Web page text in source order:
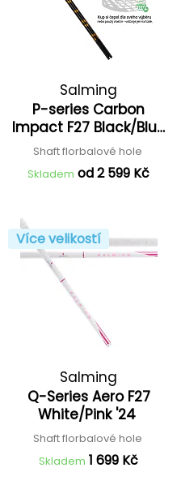
Salming
P-series Carbon
Impact F27 Black/Blue
'26
Shaft florbalové hole
Skladem od 2 599 Kč
Více velikostí
Salming
Q-Series Aero F27
White/Pink '24
Shaft florbalové hole
Skladem 1 699 Kč